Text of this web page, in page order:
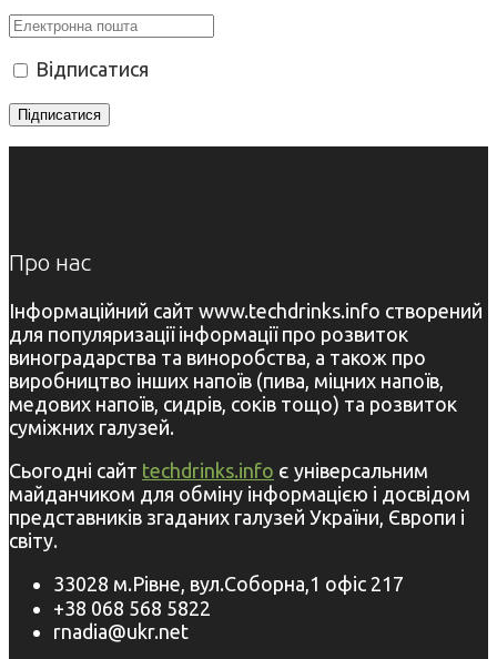
Відписатися
Про нас
Інформаційний сайт www.techdrinks.info створений
для популяризації інформації про розвиток
виноградарства та виноробства, а також про
виробництво інших напоїв (пива, міцних напоїв,
медових напоїв, сидрів, соків тощо) та розвиток
суміжних галузей.
Сьогодні сайт techdrinks.info є універсальним
майданчиком для обміну інформацією і досвідом
представників згаданих галузей України, Європи і
світу.
33028 м.Рівне, вул.Соборна,1 офіс 217
+38 068 568 5822
rnadia@ukr.net